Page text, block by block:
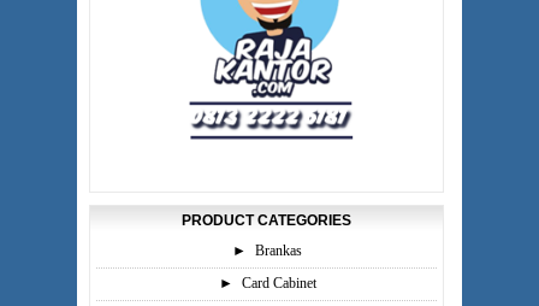
PRODUCT CATEGORIES
►
Brankas
►
Card Cabinet